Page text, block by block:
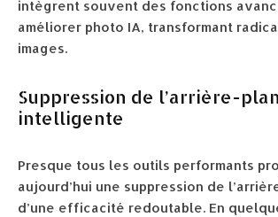
intègrent souvent des fonctions
améliorer photo IA, transformant
images.
Suppression de l’arrière-plan
intelligente
Presque tous les outils performants
aujourd’hui une suppression de
d’une efficacité redoutable. En